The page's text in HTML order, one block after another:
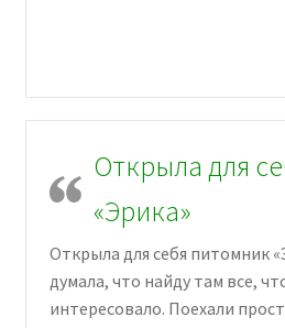
Открыла для
«Эрика»
Открыла для себя питомник
думала, что найду там все,
интересовало. Поехали